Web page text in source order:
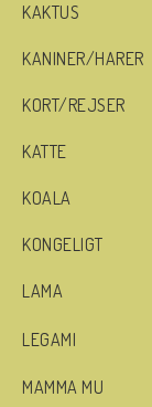
KAKTUS
KANINER/HARER
KORT/REJSER
KATTE
KOALA
KONGELIGT
LAMA
LEGAMI
MAMMA MU